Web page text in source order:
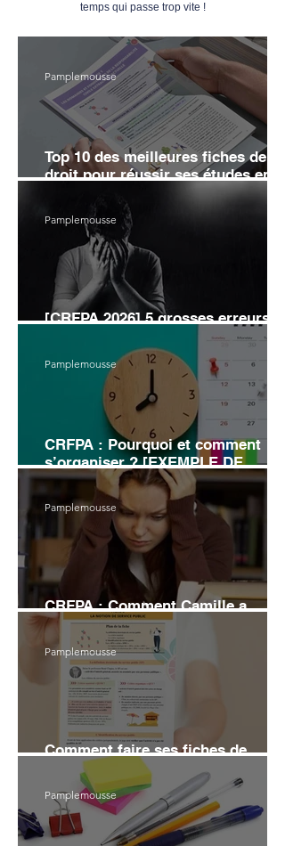
temps qui passe trop vite !
Top 10 des meilleures fiches de
droit pour réussir ses études en
Pamplemousse
[CRFPA 2026] 5 grosses erreurs
d’organisation pour éviter l’échec
Pamplemousse
CRFPA : Pourquoi et comment
s’organiser ? [EXEMPLE DE
PLANNING]
Pamplemousse
CRFPA : Comment Camille a
échoué au grand Oral
Pamplemousse
Comment faire ses fiches de
révision en droit (6 conseils)
Pamplemousse
Pamplemousse